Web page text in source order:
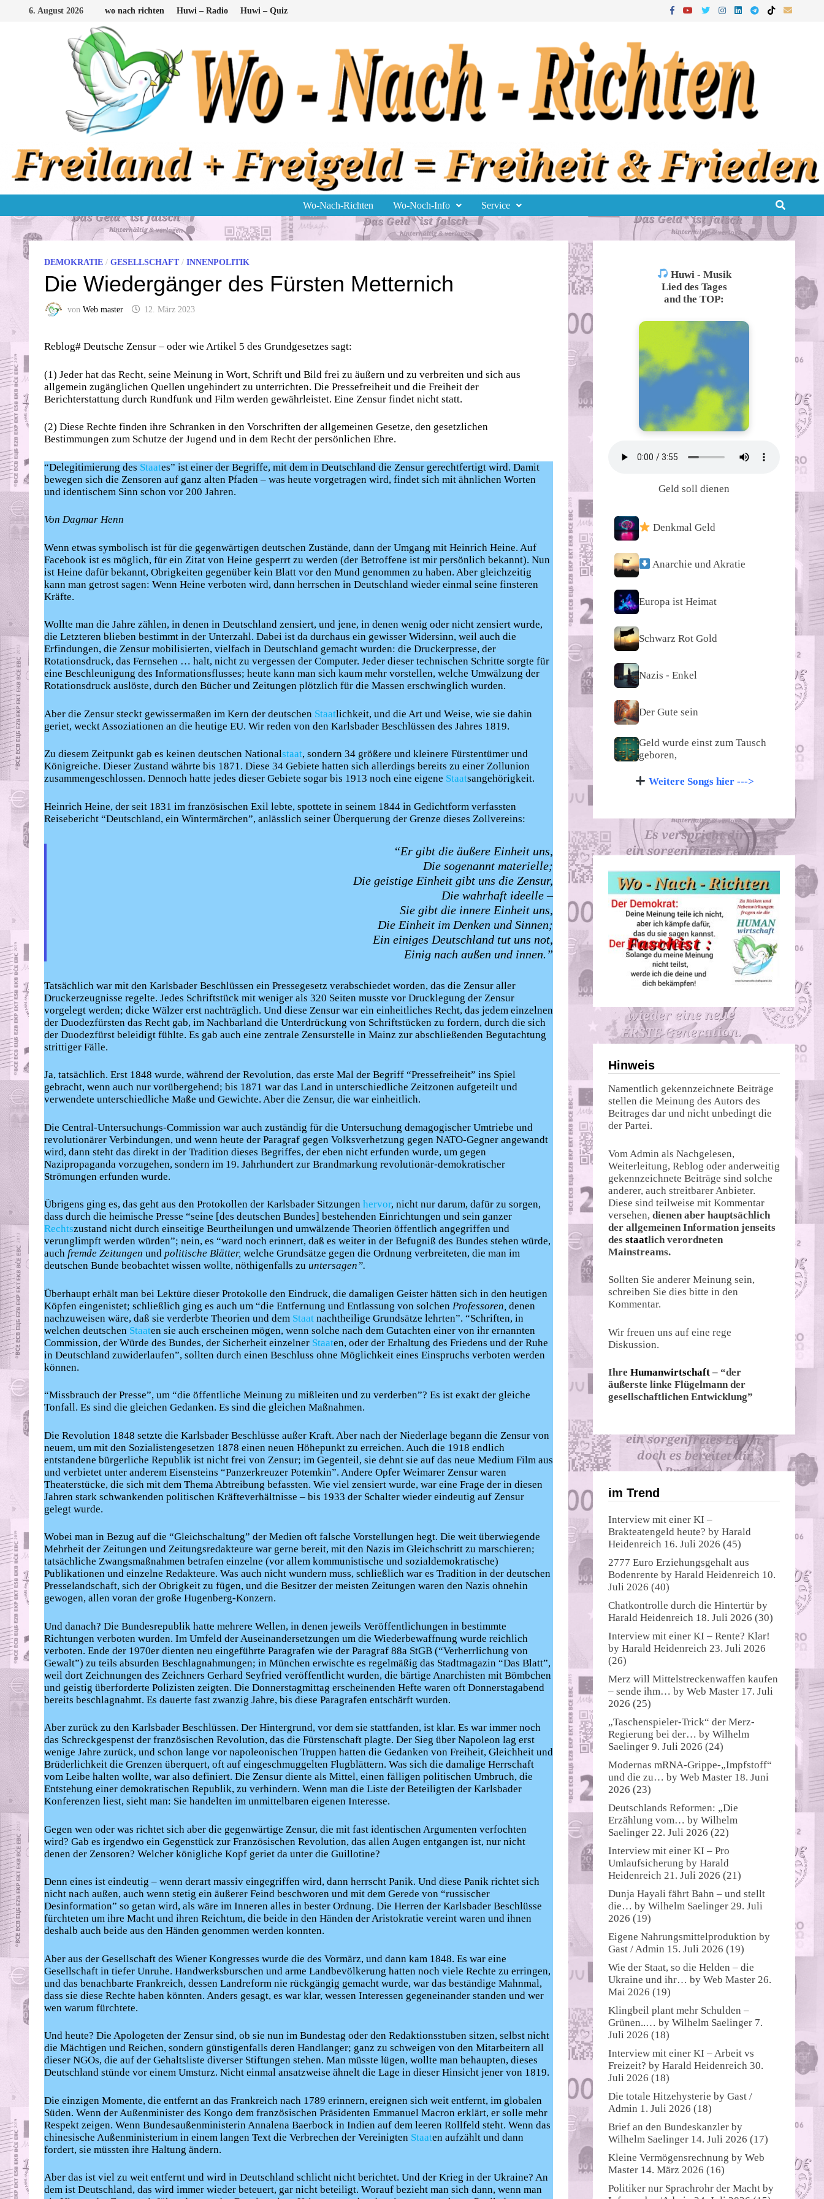
6. August 2026 wo nach richten Huwi – Radio Huwi – Quiz
Wo-Nach-Richten Wo-Noch-Info Service
DEMOKRATIE / GESELLSCHAFT/ INNENPOLITIK
Die Wiedergänger des Fürsten Metternich
von Web master 12. März 2023
Reblog# Deutsche Zensur – oder wie Artikel 5 des Grundgesetzes sagt:
(1) Jeder hat das Recht, seine Meinung in Wort, Schrift und Bild frei zu äußern und zu verbreiten und sich aus
allgemein zugänglichen Quellen ungehindert zu unterrichten. Die Pressefreiheit und die Freiheit der
Berichterstattung durch Rundfunk und Film werden gewährleistet. Eine Zensur findet nicht statt.
(2) Diese Rechte finden ihre Schranken in den Vorschriften der allgemeinen Gesetze, den gesetzlichen
Bestimmungen zum Schutze der Jugend und in dem Recht der persönlichen Ehre.
“Delegitimierung des Staates” ist einer der Begriffe, mit dem in Deutschland die Zensur gerechtfertigt wird. Damit
bewegen sich die Zensoren auf ganz alten Pfaden – was heute vorgetragen wird, findet sich mit ähnlichen Worten
und identischem Sinn schon vor 200 Jahren.
Von Dagmar Henn
Wenn etwas symbolisch ist für die gegenwärtigen deutschen Zustände, dann der Umgang mit Heinrich Heine. Auf
Facebook ist es möglich, für ein Zitat von Heine gesperrt zu werden (der Betroffene ist mir persönlich bekannt). Nun
ist Heine dafür bekannt, Obrigkeiten gegenüber kein Blatt vor den Mund genommen zu haben. Aber gleichzeitig
kann man getrost sagen: Wenn Heine verboten wird, dann herrschen in Deutschland wieder einmal seine finsteren
Kräfte.
Wollte man die Jahre zählen, in denen in Deutschland zensiert, und jene, in denen wenig oder nicht zensiert wurde,
die Letzteren blieben bestimmt in der Unterzahl. Dabei ist da durchaus ein gewisser Widersinn, weil auch die
Erfindungen, die Zensur mobilisierten, vielfach in Deutschland gemacht wurden: die Druckerpresse, der
Rotationsdruck, das Fernsehen … halt, nicht zu vergessen der Computer. Jeder dieser technischen Schritte sorgte für
eine Beschleunigung des Informationsflusses; heute kann man sich kaum mehr vorstellen, welche Umwälzung der
Rotationsdruck auslöste, durch den Bücher und Zeitungen plötzlich für die Massen erschwinglich wurden.
Aber die Zensur steckt gewissermaßen im Kern der deutschen Staatlichkeit, und die Art und Weise, wie sie dahin
geriet, weckt Assoziationen an die heutige EU. Wir reden von den Karlsbader Beschlüssen des Jahres 1819.
Zu diesem Zeitpunkt gab es keinen deutschen Nationalstaat, sondern 34 größere und kleinere Fürstentümer und
Königreiche. Dieser Zustand währte bis 1871. Diese 34 Gebiete hatten sich allerdings bereits zu einer Zollunion
zusammengeschlossen. Dennoch hatte jedes dieser Gebiete sogar bis 1913 noch eine eigene Staatsangehörigkeit.
Heinrich Heine, der seit 1831 im französischen Exil lebte, spottete in seinem 1844 in Gedichtform verfassten
Reisebericht “Deutschland, ein Wintermärchen”, anlässlich seiner Überquerung der Grenze dieses Zollvereins:
“Er gibt die äußere Einheit uns,
Die sogenannt materielle;
Die geistige Einheit gibt uns die Zensur,
Die wahrhaft ideelle –
Sie gibt die innere Einheit uns,
Die Einheit im Denken und Sinnen;
Ein einiges Deutschland tut uns not,
Einig nach außen und innen.”
Tatsächlich war mit den Karlsbader Beschlüssen ein Pressegesetz verabschiedet worden, das die Zensur aller
Druckerzeugnisse regelte. Jedes Schriftstück mit weniger als 320 Seiten musste vor Drucklegung der Zensur
vorgelegt werden; dicke Wälzer erst nachträglich. Und diese Zensur war ein einheitliches Recht, das jedem einzelnen
der Duodezfürsten das Recht gab, im Nachbarland die Unterdrückung von Schriftstücken zu fordern, durch die sich
der Duodezfürst beleidigt fühlte. Es gab auch eine zentrale Zensurstelle in Mainz zur abschließenden Begutachtung
strittiger Fälle.
Ja, tatsächlich. Erst 1848 wurde, während der Revolution, das erste Mal der Begriff “Pressefreiheit” ins Spiel
gebracht, wenn auch nur vorübergehend; bis 1871 war das Land in unterschiedliche Zeitzonen aufgeteilt und
verwendete unterschiedliche Maße und Gewichte. Aber die Zensur, die war einheitlich.
Die Central-Untersuchungs-Commission war auch zuständig für die Untersuchung demagogischer Umtriebe und
revolutionärer Verbindungen, und wenn heute der Paragraf gegen Volksverhetzung gegen NATO-Gegner angewandt
wird, dann steht das direkt in der Tradition dieses Begriffes, der eben nicht erfunden wurde, um gegen
Nazipropaganda vorzugehen, sondern im 19. Jahrhundert zur Brandmarkung revolutionär-demokratischer
Strömungen erfunden wurde.
Übrigens ging es, das geht aus den Protokollen der Karlsbader Sitzungen hervor, nicht nur darum, dafür zu sorgen,
dass durch die heimische Presse “seine [des deutschen Bundes] bestehenden Einrichtungen und sein ganzer
Rechtszustand nicht durch einseitige Beurtheilungen und umwälzende Theorien öffentlich angegriffen und
verunglimpft werden würden”; nein, es “ward noch erinnert, daß es weiter in der Befugniß des Bundes stehen würde,
auch fremde Zeitungen und politische Blätter, welche Grundsätze gegen die Ordnung verbreiteten, die man im
deutschen Bunde beobachtet wissen wollte, nöthigenfalls zu untersagen”.
Überhaupt erhält man bei Lektüre dieser Protokolle den Eindruck, die damaligen Geister hätten sich in den heutigen
Köpfen eingenistet; schließlich ging es auch um “die Entfernung und Entlassung von solchen Professoren, denen
nachzuweisen wäre, daß sie verderbte Theorien und dem Staat nachtheilige Grundsätze lehrten”. “Schriften, in
welchen deutschen Staaten sie auch erscheinen mögen, wenn solche nach dem Gutachten einer von ihr ernannten
Commission, der Würde des Bundes, der Sicherheit einzelner Staaten, oder der Erhaltung des Friedens und der Ruhe
in Deutschland zuwiderlaufen”, sollten durch einen Beschluss ohne Möglichkeit eines Einspruchs verboten werden
können.
“Missbrauch der Presse”, um “die öffentliche Meinung zu mißleiten und zu verderben”? Es ist exakt der gleiche
Tonfall. Es sind die gleichen Gedanken. Es sind die gleichen Maßnahmen.
Die Revolution 1848 setzte die Karlsbader Beschlüsse außer Kraft. Aber nach der Niederlage begann die Zensur von
neuem, um mit den Sozialistengesetzen 1878 einen neuen Höhepunkt zu erreichen. Auch die 1918 endlich
entstandene bürgerliche Republik ist nicht frei von Zensur; im Gegenteil, sie dehnt sie auf das neue Medium Film aus
und verbietet unter anderem Eisensteins “Panzerkreuzer Potemkin”. Andere Opfer Weimarer Zensur waren
Theaterstücke, die sich mit dem Thema Abtreibung befassten. Wie viel zensiert wurde, war eine Frage der in diesen
Jahren stark schwankenden politischen Kräfteverhältnisse – bis 1933 der Schalter wieder eindeutig auf Zensur
gelegt wurde.
Wobei man in Bezug auf die “Gleichschaltung” der Medien oft falsche Vorstellungen hegt. Die weit überwiegende
Mehrheit der Zeitungen und Zeitungsredakteure war gerne bereit, mit den Nazis im Gleichschritt zu marschieren;
tatsächliche Zwangsmaßnahmen betrafen einzelne (vor allem kommunistische und sozialdemokratische)
Publikationen und einzelne Redakteure. Was auch nicht wundern muss, schließlich war es Tradition in der deutschen
Presselandschaft, sich der Obrigkeit zu fügen, und die Besitzer der meisten Zeitungen waren den Nazis ohnehin
gewogen, allen voran der große Hugenberg-Konzern.
Und danach? Die Bundesrepublik hatte mehrere Wellen, in denen jeweils Veröffentlichungen in bestimmte
Richtungen verboten wurden. Im Umfeld der Auseinandersetzungen um die Wiederbewaffnung wurde reichlich
verboten. Ende der 1970er dienten neu eingeführte Paragrafen wie der Paragraf 88a StGB (“Verherrlichung von
Gewalt”) zu teils absurden Beschlagnahmungen; in München erwischte es regelmäßig das Stadtmagazin “Das Blatt”,
weil dort Zeichnungen des Zeichners Gerhard Seyfried veröffentlicht wurden, die bärtige Anarchisten mit Bömbchen
und geistig überforderte Polizisten zeigten. Die Donnerstagmittag erscheinenden Hefte waren oft Donnerstagabend
bereits beschlagnahmt. Es dauerte fast zwanzig Jahre, bis diese Paragrafen entschärft wurden.
Aber zurück zu den Karlsbader Beschlüssen. Der Hintergrund, vor dem sie stattfanden, ist klar. Es war immer noch
das Schreckgespenst der französischen Revolution, das die Fürstenschaft plagte. Der Sieg über Napoleon lag erst
wenige Jahre zurück, und schon lange vor napoleonischen Truppen hatten die Gedanken von Freiheit, Gleichheit und
Brüderlichkeit die Grenzen überquert, oft auf eingeschmuggelten Flugblättern. Was sich die damalige Herrschaft
vom Leibe halten wollte, war also definiert. Die Zensur diente als Mittel, einen fälligen politischen Umbruch, die
Entstehung einer demokratischen Republik, zu verhindern. Wenn man die Liste der Beteiligten der Karlsbader
Konferenzen liest, sieht man: Sie handelten im unmittelbaren eigenen Interesse.
Gegen wen oder was richtet sich aber die gegenwärtige Zensur, die mit fast identischen Argumenten verfochten
wird? Gab es irgendwo ein Gegenstück zur Französischen Revolution, das allen Augen entgangen ist, nur nicht
denen der Zensoren? Welcher königliche Kopf geriet da unter die Guillotine?
Denn eines ist eindeutig – wenn derart massiv eingegriffen wird, dann herrscht Panik. Und diese Panik richtet sich
nicht nach außen, auch wenn stetig ein äußerer Feind beschworen und mit dem Gerede von “russischer
Desinformation” so getan wird, als wäre im Inneren alles in bester Ordnung. Die Herren der Karlsbader Beschlüsse
fürchteten um ihre Macht und ihren Reichtum, die beide in den Händen der Aristokratie vereint waren und ihnen
deshalb auch beide aus den Händen genommen werden konnten.
Aber aus der Gesellschaft des Wiener Kongresses wurde die des Vormärz, und dann kam 1848. Es war eine
Gesellschaft in tiefer Unruhe. Handwerksburschen und arme Landbevölkerung hatten noch viele Rechte zu erringen,
und das benachbarte Frankreich, dessen Landreform nie rückgängig gemacht wurde, war das beständige Mahnmal,
dass sie diese Rechte haben könnten. Anders gesagt, es war klar, wessen Interessen gegeneinander standen und wer
wen warum fürchtete.
Und heute? Die Apologeten der Zensur sind, ob sie nun im Bundestag oder den Redaktionsstuben sitzen, selbst nicht
die Mächtigen und Reichen, sondern günstigenfalls deren Handlanger; ganz zu schweigen von den Mitarbeitern all
dieser NGOs, die auf der Gehaltsliste diverser Stiftungen stehen. Man müsste lügen, wollte man behaupten, dieses
Deutschland stünde vor einem Umsturz. Nicht einmal ansatzweise ähnelt die Lage in dieser Hinsicht jener von 1819.
Die einzigen Momente, die entfernt an das Frankreich nach 1789 erinnern, ereignen sich weit entfernt, im globalen
Süden. Wenn der Außenminister des Kongo dem französischen Präsidenten Emmanuel Macron erklärt, er solle mehr
Respekt zeigen. Wenn Bundesaußenministerin Annalena Baerbock in Indien auf dem leeren Rollfeld steht. Wenn das
chinesische Außenministerium in einem langen Text die Verbrechen der Vereinigten Staaten aufzählt und dann
fordert, sie müssten ihre Haltung ändern.
Aber das ist viel zu weit entfernt und wird in Deutschland schlicht nicht berichtet. Und der Krieg in der Ukraine? An
dem ist Deutschland, das wird immer wieder beteuert, gar nicht beteiligt. Worauf bezieht man sich dann, wenn man
Huwi - Musik
Lied des Tages
and the TOP:
Geld soll dienen
Denkmal Geld
Anarchie und Akratie
Europa ist Heimat
Schwarz Rot Gold
Nazis - Enkel
Der Gute sein
Geld wurde einst zum Tausch
geboren,
Weitere Songs hier --->
Hinweis
Namentlich gekennzeichnete Beiträge
stellen die Meinung des Autors des
Beitrages dar und nicht unbedingt die
der Partei.
Vom Admin als Nachgelesen,
Weiterleitung, Reblog oder anderweitig
gekennzeichnete Beiträge sind solche
anderer, auch streitbarer Anbieter.
Diese sind teilweise mit Kommentar
versehen, dienen aber hauptsächlich
der allgemeinen Information jenseits
des staatlich verordneten
Mainstreams.
Sollten Sie anderer Meinung sein,
schreiben Sie dies bitte in den
Kommentar.
Wir freuen uns auf eine rege
Diskussion.
Ihre Humanwirtschaft – “der
äußerste linke Flügelmann der
gesellschaftlichen Entwicklung”
im Trend
Interview mit einer KI –
Brakteatengeld heute? by Harald
Heidenreich 16. Juli 2026 (45)
2777 Euro Erziehungsgehalt aus
Bodenrente by Harald Heidenreich 10.
Juli 2026 (40)
Chatkontrolle durch die Hintertür by
Harald Heidenreich 18. Juli 2026 (30)
Interview mit einer KI – Rente? Klar!
by Harald Heidenreich 23. Juli 2026
(26)
Merz will Mittelstreckenwaffen kaufen
– sende ihm… by Web Master 17. Juli
2026 (25)
„Taschenspieler-Trick“ der Merz-
Regierung bei der… by Wilhelm
Saelinger 9. Juli 2026 (24)
Modernas mRNA-Grippe-„Impfstoff“
und die zu… by Web Master 18. Juni
2026 (23)
Deutschlands Reformen: „Die
Erzählung vom… by Wilhelm
Saelinger 22. Juli 2026 (22)
Interview mit einer KI – Pro
Umlaufsicherung by Harald
Heidenreich 21. Juli 2026 (21)
Dunja Hayali fährt Bahn – und stellt
die… by Wilhelm Saelinger 29. Juli
2026 (19)
Eigene Nahrungsmittelproduktion by
Gast / Admin 15. Juli 2026 (19)
Wie der Staat, so die Helden – die
Ukraine und ihr… by Web Master 26.
Mai 2026 (19)
Klingbeil plant mehr Schulden –
Grünen..… by Wilhelm Saelinger 7.
Juli 2026 (18)
Interview mit einer KI – Arbeit vs
Freizeit? by Harald Heidenreich 30.
Juli 2026 (18)
Die totale Hitzehysterie by Gast /
Admin 1. Juli 2026 (18)
Brief an den Bundeskanzler by
Wilhelm Saelinger 14. Juli 2026 (17)
Kleine Vermögensrechnung by Web
Master 14. März 2026 (16)
Politiker nur Sprachrohr der Macht by